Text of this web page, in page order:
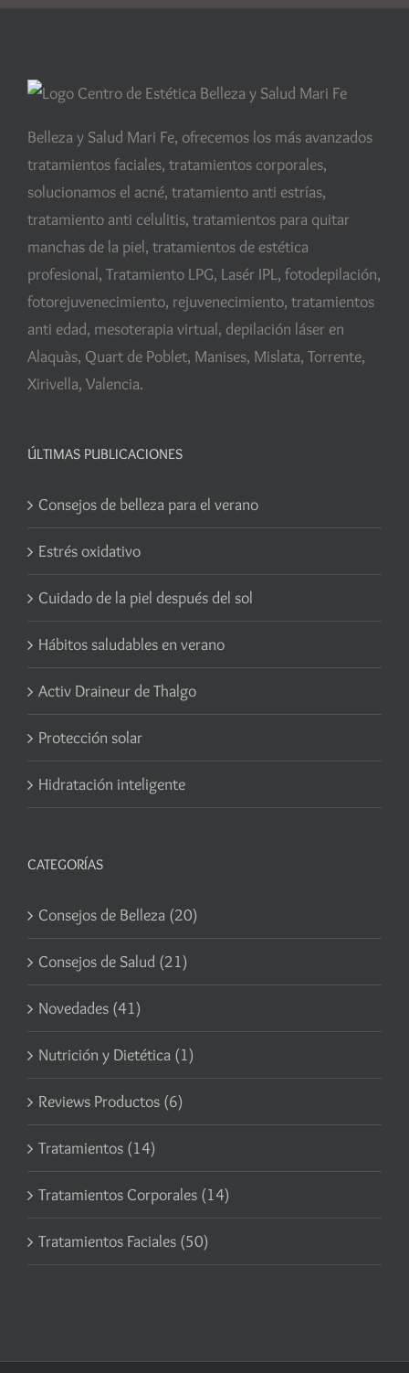
Belleza y Salud Mari Fe, ofrecemos los más avanzados
tratamientos faciales, tratamientos corporales,
solucionamos el acné, tratamiento anti estrías,
tratamiento anti celulitis, tratamientos para quitar
manchas de la piel, tratamientos de estética
profesional, Tratamiento LPG, Lasér IPL, fotodepilación,
fotorejuvenecimiento, rejuvenecimiento, tratamientos
anti edad, mesoterapia virtual, depilación láser en
Alaquàs, Quart de Poblet, Manises, Mislata, Torrente,
Xirivella, Valencia.
ÚLTIMAS PUBLICACIONES
Consejos de belleza para el verano
Estrés oxidativo
Cuidado de la piel después del sol
Hábitos saludables en verano
Activ Draineur de Thalgo
Protección solar
Hidratación inteligente
CATEGORÍAS
Consejos de Belleza (20)
Consejos de Salud (21)
Novedades (41)
Nutrición y Dietética (1)
Reviews Productos (6)
Tratamientos (14)
Tratamientos Corporales (14)
Tratamientos Faciales (50)